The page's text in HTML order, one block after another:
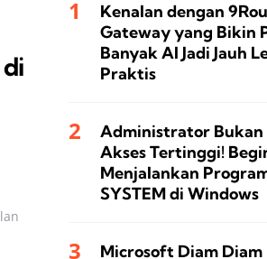
Kenalan dengan
Gateway yang Bikin
Banyak AI Jadi Jauh
Praktis
Administrator Bukan
Akses Tertinggi!
Menjalankan
SYSTEM di Windows
Microsoft Diam Diam